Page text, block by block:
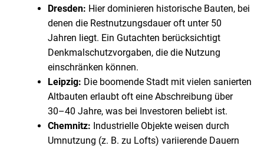
Dresden: Hier dominieren historische Bauten, bei
denen die Restnutzungsdauer oft unter 50
Jahren liegt. Ein Gutachten berücksichtigt
Denkmalschutzvorgaben, die die Nutzung
einschränken können.
Leipzig: Die boomende Stadt mit vielen sanierten
Altbauten erlaubt oft eine Abschreibung über
30–40 Jahre, was bei Investoren beliebt ist.
Chemnitz: Industrielle Objekte weisen durch
Umnutzung (z. B. zu Lofts) variierende Dauern